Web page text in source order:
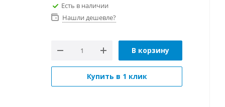
Есть в наличии
Нашли дешевле?
В корзину
Купить в 1 клик